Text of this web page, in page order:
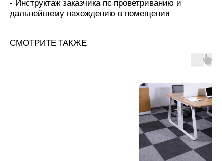
- Инструктаж заказчика по проветриванию и
дальнейшему нахождению в помещении
СМОТРИТЕ ТАКЖЕ